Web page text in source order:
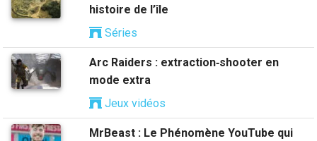
histoire de l’île
Séries
Arc Raiders : extraction‑shooter en
mode extra
Jeux vidéos
MrBeast : Le Phénomène YouTube qui